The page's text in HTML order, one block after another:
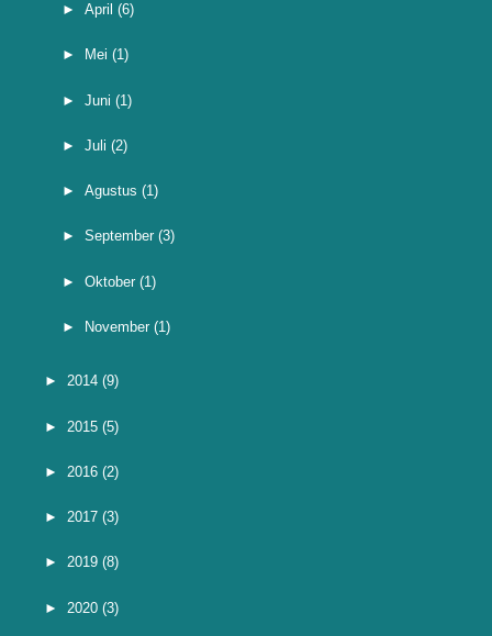
► April (6)
► Mei (1)
► Juni (1)
► Juli (2)
► Agustus (1)
► September (3)
► Oktober (1)
► November (1)
► 2014 (9)
► 2015 (5)
► 2016 (2)
► 2017 (3)
► 2019 (8)
► 2020 (3)